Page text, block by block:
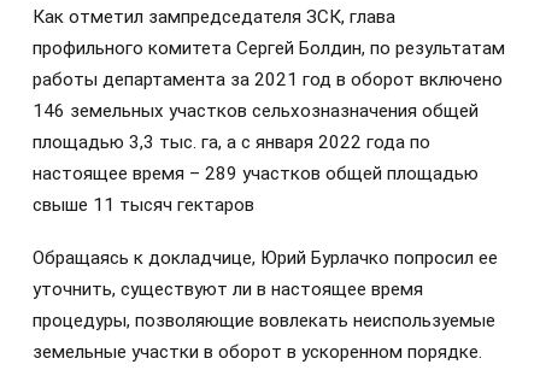
Как отметил зампредседателя ЗСК, глава
профильного комитета Сергей Болдин, по результатам
работы департамента за 2021 год в оборот включено
146 земельных участков сельхозназначения общей
площадью 3,3 тыс. га, а с января 2022 года по
настоящее время – 289 участков общей площадью
свыше 11 тысяч гектаров
Обращаясь к докладчице, Юрий Бурлачко попросил ее
уточнить, существуют ли в настоящее время
процедуры, позволяющие вовлекать неиспользуемые
земельные участки в оборот в ускоренном порядке.